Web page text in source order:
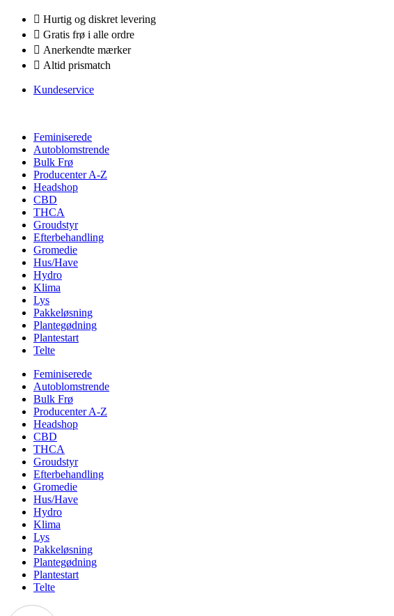
Hurtig og diskret levering
Gratis frø i alle ordre
Anerkendte mærker
Altid prismatch
Kundeservice
Feminiserede
Autoblomstrende
Bulk Frø
Producenter A-Z
Headshop
CBD
THCA
Groudstyr
Efterbehandling
Gromedie
Hus/Have
Hydro
Klima
Lys
Pakkeløsning
Plantegødning
Plantestart
Telte
Feminiserede
Autoblomstrende
Bulk Frø
Producenter A-Z
Headshop
CBD
THCA
Groudstyr
Efterbehandling
Gromedie
Hus/Have
Hydro
Klima
Lys
Pakkeløsning
Plantegødning
Plantestart
Telte